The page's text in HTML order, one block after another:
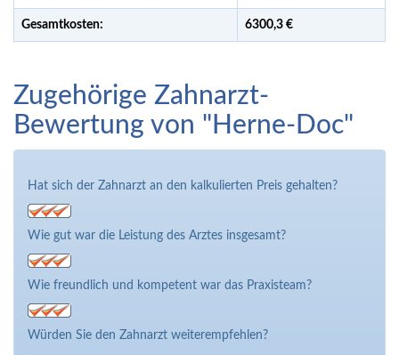
Gesamtkosten: 6300,3 €
Zugehörige Zahnarzt-
Bewertung von "Herne-Doc"
Hat sich der Zahnarzt an den kalkulierten Preis gehalten?
Wie gut war die Leistung des Arztes insgesamt?
Wie freundlich und kompetent war das Praxisteam?
Würden Sie den Zahnarzt weiterempfehlen?